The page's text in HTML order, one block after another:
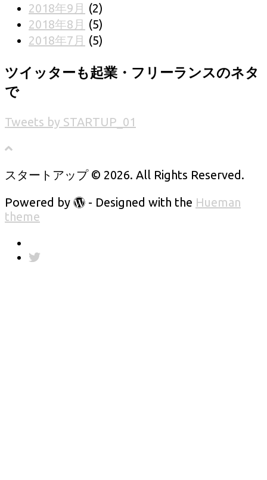
2018年9月 (2)
2018年8月 (5)
2018年7月 (5)
ツイッターも起業・フリーランスのネタ
で
Tweets by STARTUP_01
スタートアップ © 2026. All Rights Reserved.
Powered by
- Designed with the Hueman
theme